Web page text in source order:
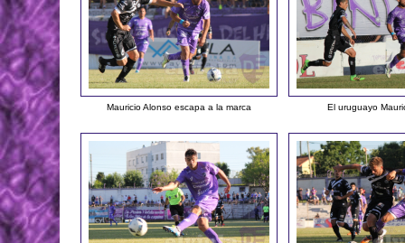
Mauricio Alonso escapa a la marca El uruguayo